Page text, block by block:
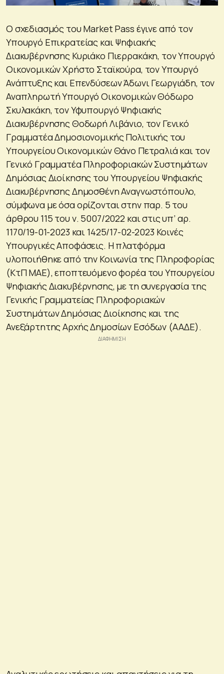
Ο σχεδιασμός του Market Pass έγινε από τον
Υπουργό Επικρατείας και Ψηφιακής
Διακυβέρνησης Κυριάκο Πιερρακάκη, τον Υπουργό
Οικονομικών Χρήστο Σταϊκούρα, τον Υπουργό
Ανάπτυξης και Επενδύσεων Άδωνι Γεωργιάδη, τον
Αναπληρωτή Υπουργό Οικονομικών Θόδωρο
Σκυλακάκη, τον Υφυπουργό Ψηφιακής
Διακυβέρνησης Θοδωρή Λιβάνιο, τον Γενικό
Γραμματέα Δημοσιονομικής Πολιτικής του
Υπουργείου Οικονομικών Θάνο Πετραλιά και τον
Γενικό Γραμματέα Πληροφοριακών Συστημάτων
Δημόσιας Διοίκησης του Υπουργείου Ψηφιακής
Διακυβέρνησης Δημοσθένη Αναγνωστόπουλο,
σύμφωνα με όσα ορίζονται στην παρ. 5 του
άρθρου 115 του ν. 5007/2022 και στις υπ’ αρ.
1170/19-01-2023 και 1425/17-02-2023 Κοινές
Υπουργικές Αποφάσεις. Η πλατφόρμα
υλοποιήθηκε από την Κοινωνία της Πληροφορίας
(ΚτΠ ΜΑΕ), εποπτευόμενο φορέα του Υπουργείου
Ψηφιακής Διακυβέρνησης, με τη συνεργασία της
Γενικής Γραμματείας Πληροφοριακών
Συστημάτων Δημόσιας Διοίκησης και της
Ανεξάρτητης Αρχής Δημοσίων Εσόδων (ΑΑΔΕ).